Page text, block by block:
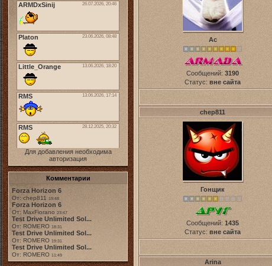
Для добавления необходима
авторизация
Комментарии
Forza Horizon 6
От: chep811 19:48
Forza Horizon 6
От: MaxFiorano 23:47
Test Drive Unlimited Sol...
От: ROMERO 18:31
Test Drive Unlimited Sol...
От: ROMERO 19:31
Test Drive Unlimited Sol...
От: ROMERO 11:49
Ас
Сообщений: 3190
Статус: вне сайта
chep811
Гонщик
Сообщений: 1435
Статус: вне сайта
Arina